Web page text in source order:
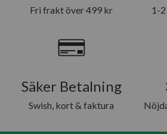
Fri frakt över 499 kr 1-
Säker Betalning
Swish, kort & faktura